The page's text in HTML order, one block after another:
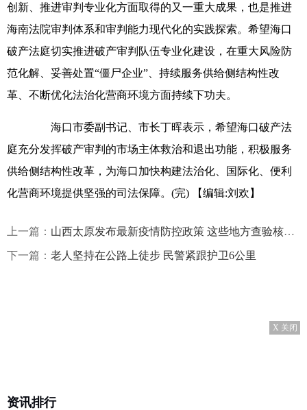
创新、推进审判专业化方面取得的又一重大成果，也是推进
海南法院审判体系和审判能力现代化的实践探索。希望海口
破产法庭切实推进破产审判队伍专业化建设，在重大风险防
范化解、妥善处置“僵尸企业”、持续服务供给侧结构性改
革、不断优化法治化营商环境方面持续下功夫。
海口市委副书记、市长丁晖表示，希望海口破产法
庭充分发挥破产审判的市场主体救治和退出功能，积极服务
供给侧结构性改革，为海口加快构建法治化、国际化、便利
化营商环境提供坚强的司法保障。(完)
【编辑:刘欢】
上一篇： 山西太原发布最新疫情防控政策 这些地方查验核检阴性证明
下一篇： 老人坚持在公路上徒步 民警紧跟护卫6公里
X 关闭
资讯排行